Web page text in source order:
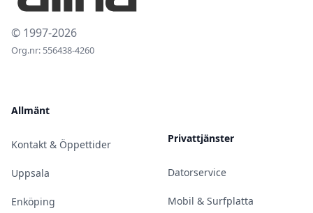
© 1997-2026
Org.nr: 556438-4260
Allmänt
Kontakt & Öppettider
Uppsala
Enköping
Privattjänster
Datorservice
Mobil & Surfplatta